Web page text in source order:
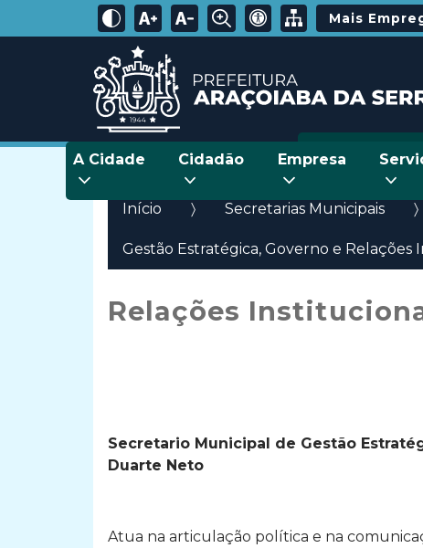
Mais
A Cidade Cidadão Empresa
Início Secretarias Municipais
Gestão Estratégica, Governo e Relações
Relações
Secretario Municipal de Gestão
Duarte Neto
Atua na articulação política e na